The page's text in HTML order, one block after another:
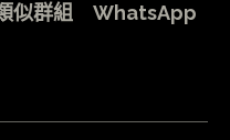
類似群組 WhatsApp